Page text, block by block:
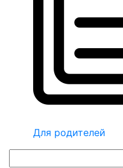
Для родителей